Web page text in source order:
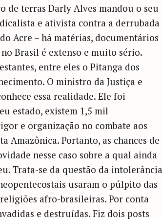
terras Darly Alves mandou o seu
e ativista contra a derrubada
Acre – há matérias, documentários
Brasil é extenso e muito sério.
entre eles o Pitanga dos
O ministro da Justiça e
essa realidade. Ele foi
estado, existem 1,5 mil
e organização no combate aos
Amazônica. Portanto, as chances de
nesse caso sobre a qual ainda
Trata-se da questão da intolerância
usaram o púlpito das
afro-brasileiras. Por conta
e destruídas. Fiz dois posts